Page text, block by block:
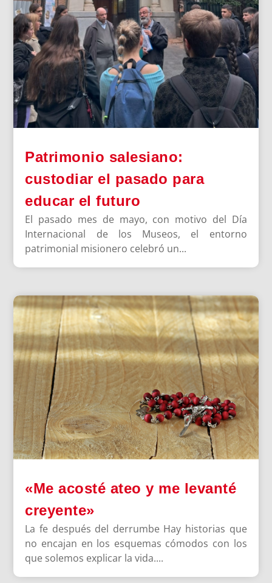
Patrimonio salesiano:
custodiar el pasado para
educar el futuro
El pasado mes de mayo, con motivo del Día
Internacional de los Museos, el entorno
patrimonial misionero celebró un...
«Me acosté ateo y me levanté
creyente»
La fe después del derrumbe Hay historias que
no encajan en los esquemas cómodos con los
que solemos explicar la vida....